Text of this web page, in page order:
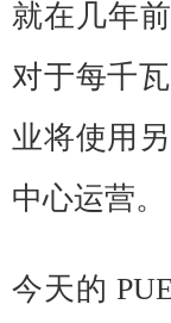
就在几年
对于每千
业将使用
中心运营。
今天的